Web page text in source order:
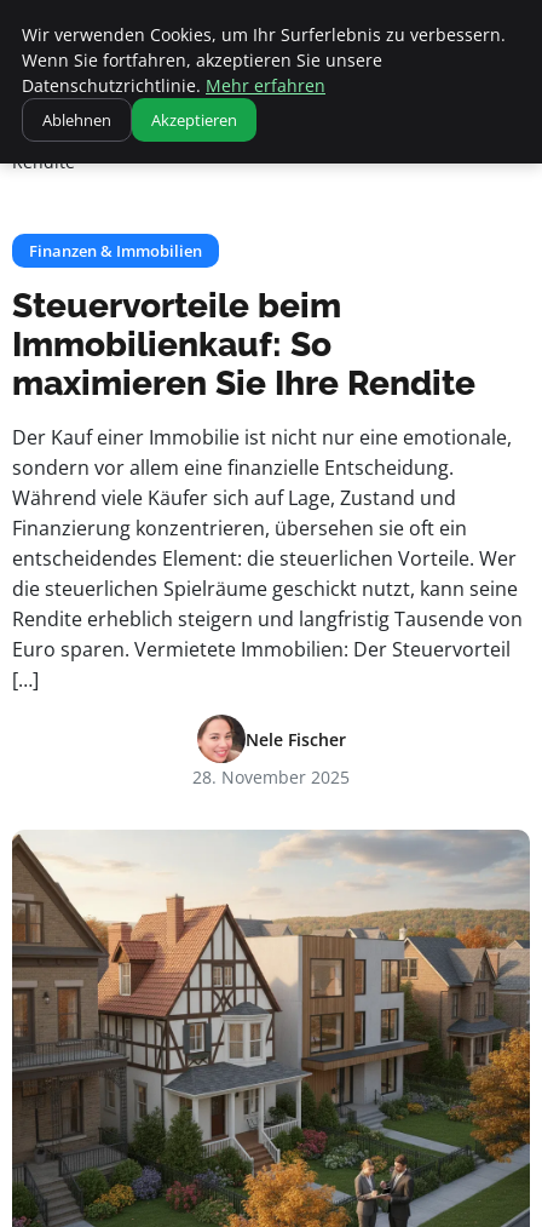
Apemania Shop
Startseite
Finanzen & Immobilien
Steuervorteile beim Immobilienkauf: So maximieren Sie Ihre
Rendite
Finanzen & Immobilien
Steuervorteile beim
Immobilienkauf: So
maximieren Sie Ihre Rendite
Der Kauf einer Immobilie ist nicht nur eine emotionale,
sondern vor allem eine finanzielle Entscheidung.
Während viele Käufer sich auf Lage, Zustand und
Finanzierung konzentrieren, übersehen sie oft ein
entscheidendes Element: die steuerlichen Vorteile. Wer
die steuerlichen Spielräume geschickt nutzt, kann seine
Rendite erheblich steigern und langfristig Tausende von
Euro sparen. Vermietete Immobilien: Der Steuervorteil
[…]
Nele Fischer
28. November 2025
Wir verwenden Cookies, um Ihr Surferlebnis zu verbessern.
Wenn Sie fortfahren, akzeptieren Sie unsere
Datenschutzrichtlinie. Mehr erfahren
Ablehnen Akzeptieren